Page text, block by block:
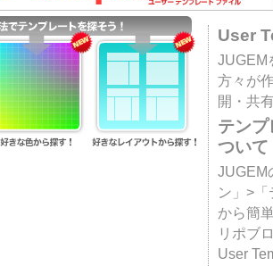
User
JUGEM
方々が
開・共
テン
ついて
JUGEM
ン」>
から簡
リポブ
User